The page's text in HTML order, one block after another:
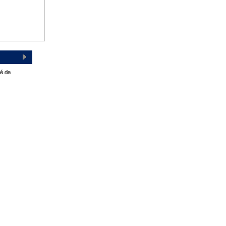
de
la répartition géographique des visiteurs.
dans votre fil d’actualité.